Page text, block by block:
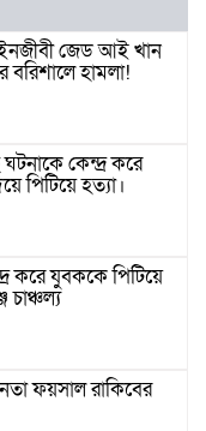
জেড আই খান
বরিশালে হামলা!
ঘটনাকে কেন্দ্র করে
পিটিয়ে হত্যা।
করে যুবককে পিটিয়ে
চাঞ্চল্য
ফয়সাল রাকিবের